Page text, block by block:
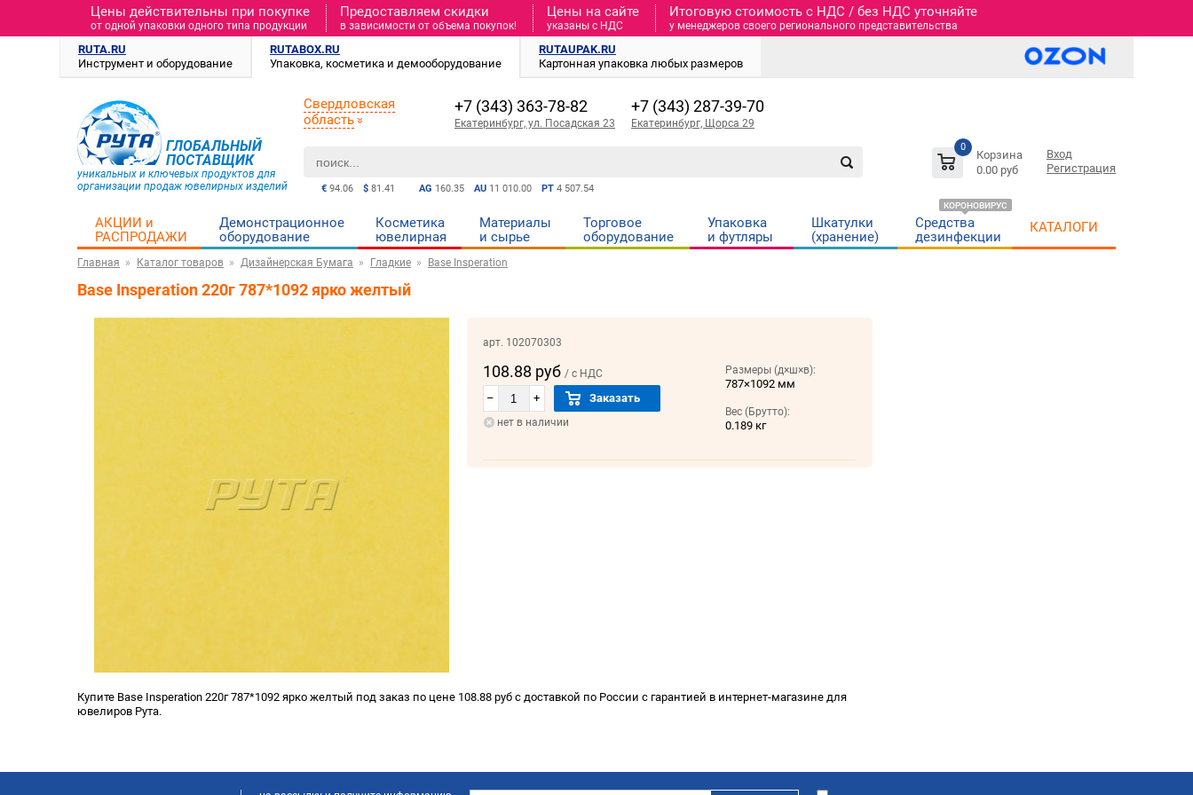
Цены действительны при покупке
от одной упаковки одного типа продукции
Предоставляем скидки
в зависимости от объема покупок!
Цены на сайте
указаны с НДС
Итоговую стоимость c НДС / без НДС уточняйте
у менеджеров своего регионального представительства
RUTA.RU
Инструмент и оборудование
RUTABOX.RU
Упаковка, косметика и демооборудование
RUTAUPAK.RU
Картонная упаковка любых размеров
ГЛОБАЛЬНЫЙ
ПОСТАВЩИК
уникальных и ключевых продуктов для
организации продаж ювелирных изделий
AG 160.35 AU 11 010.00 PT 4 507.54
€ 94.06 $ 81.41
0
Корзина
0.00 руб
Вход
Регистрация
Свердловская
область
+7 (343) 363-78-82
Екатеринбург, ул. Посадская 23
+7 (343) 287-39-70
Екатеринбург, Щорса 29
АКЦИИ и
РАСПРОДАЖИ
Демонстрационное
оборудование
Косметика
ювелирная
Материалы
и cырье
Торговое
оборудование
Упаковка
и футляры
Шкатулки
(хранение)
Средства
дезинфекции
КОРОНОВИРУС
КАТАЛОГИ
Главная Каталог товаров Дизайнерская Бумага Гладкие Base Insperation
Base Insperation 220г 787*1092 ярко желтый
арт. 102070303
108.88 руб / с НДС
– + Заказать
нет в наличии
Размеры (д×ш×в):
787×1092 мм
Вес (Брутто):
0.189 кг
Купите Base Insperation 220г 787*1092 ярко желтый под заказ по цене 108.88 руб с доставкой по России с гарантией в интернет-магазине для
ювелиров Рута.